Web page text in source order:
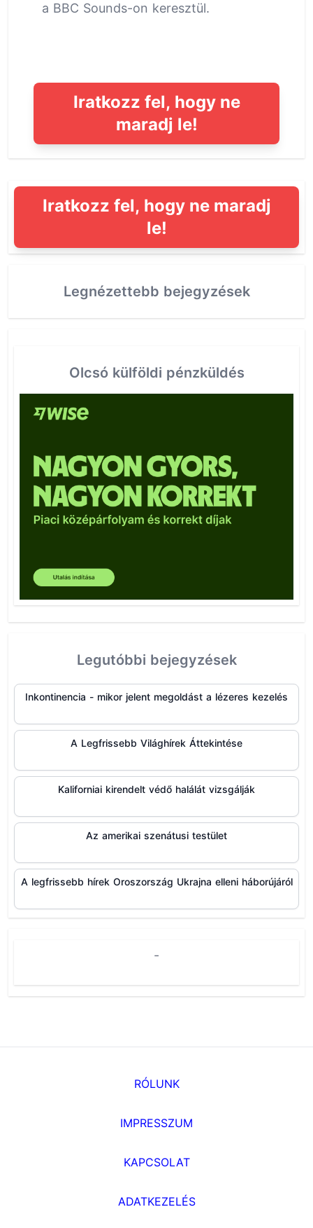
a BBC Sounds-on keresztül.
Iratkozz fel, hogy ne
maradj le!
Iratkozz fel, hogy ne maradj
le!
Legnézettebb bejegyzések
Olcsó külföldi pénzküldés
Legutóbbi bejegyzések
Inkontinencia - mikor jelent megoldást a lézeres kezelés
A Legfrissebb Világhírek Áttekintése
Kaliforniai kirendelt védő halálát vizsgálják
Az amerikai szenátusi testület
A legfrissebb hírek Oroszország Ukrajna elleni háborújáról
-
RÓLUNK
IMPRESSZUM
KAPCSOLAT
ADATKEZELÉS